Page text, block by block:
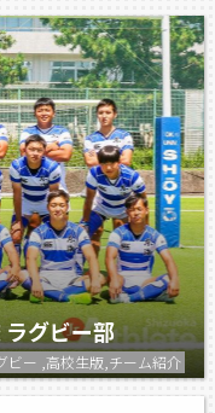
グビー部
ビー ,高校生版,チーム紹介